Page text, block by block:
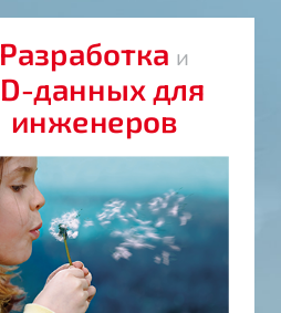
Разработка и
данных для
инженеров